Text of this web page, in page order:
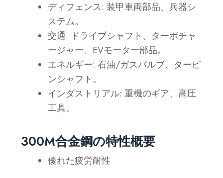
ディフェンス: 装甲車両部品、兵器シ
ステム。
交通: ドライブシャフト、ターボチャ
ージャー、EVモーター部品。
エネルギー: 石油/ガスバルブ、タービ
ンシャフト。
インダストリアル: 重機のギア、高圧
工具。
300M合金鋼の特性概要
優れた疲労耐性